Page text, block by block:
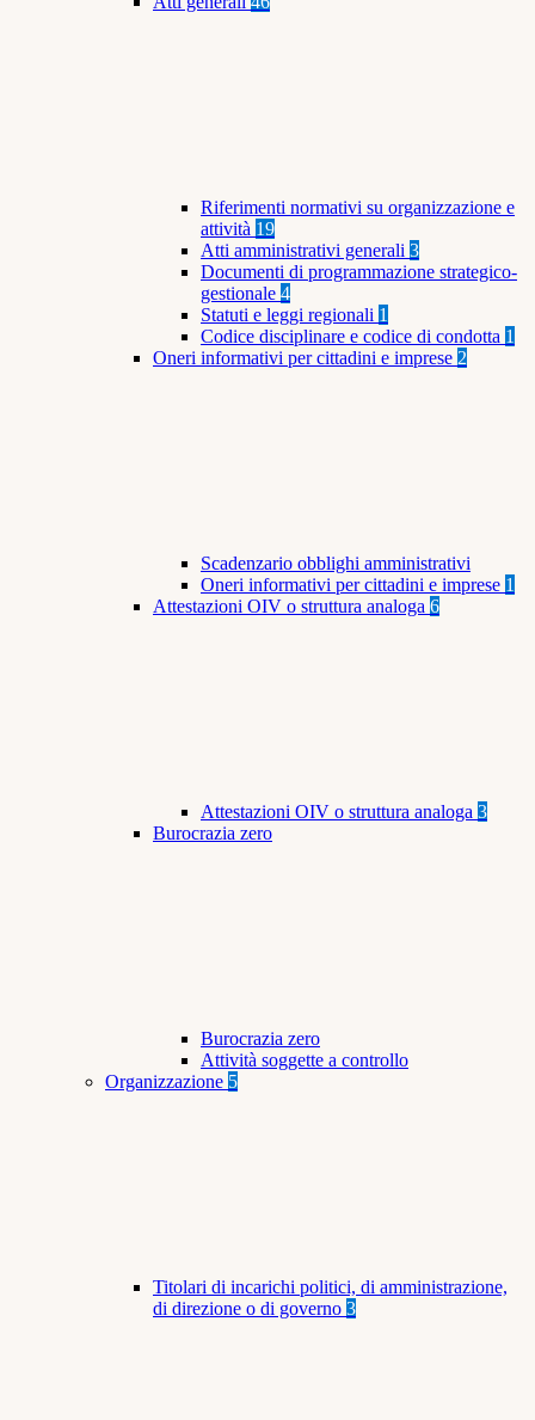
Riferimenti normativi su organizzazione e
attività 19
Atti amministrativi generali 3
Documenti di programmazione strategico-
gestionale 4
Statuti e leggi regionali 1
Codice disciplinare e codice di condotta 1
Oneri informativi per cittadini e imprese 2
Scadenzario obblighi amministrativi
Oneri informativi per cittadini e imprese 1
Attestazioni OIV o struttura analoga 6
Attestazioni OIV o struttura analoga 3
Burocrazia zero
Burocrazia zero
Attività soggette a controllo
Organizzazione 5
Titolari di incarichi politici, di amministrazione,
di direzione o di governo 3